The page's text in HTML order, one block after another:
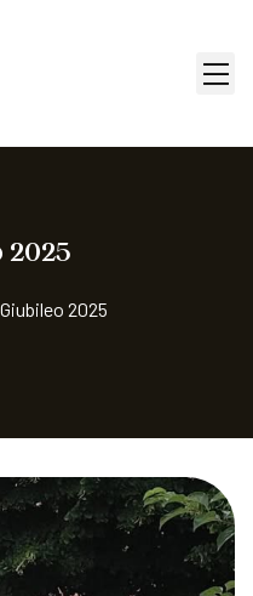
Giubileo 2025